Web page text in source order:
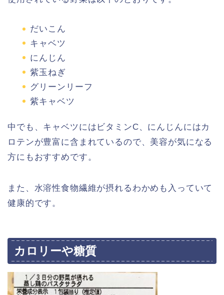
だいこん
キャベツ
にんじん
紫玉ねぎ
グリーンリーフ
紫キャベツ
中でも、キャベツにはビタミンC、にんじんにはカ
ロテンが豊富に含まれているので、美容が気になる
方にもおすすめです。
また、水溶性食物繊維が摂れるわかめも入っていて
健康的です。
カロリーや糖質